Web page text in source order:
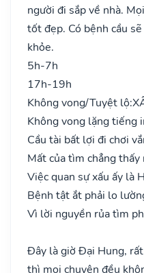
người đi sắp về nhà.
tốt đẹp. Có bệnh cầu
khỏe.
5h-7h
17h-19h
Không vong/Tuyệt lộ:
Không vong lặng tiếng
Cầu tài bất lợi đi chơi
Mất của tìm chẳng thấy
Việc quan sự xấu ấy là
Bệnh tật ắt phải lo
Vì lời nguyền rủa tìm
Đây là giờ Đại Hung,
thì mọi chuyện đều